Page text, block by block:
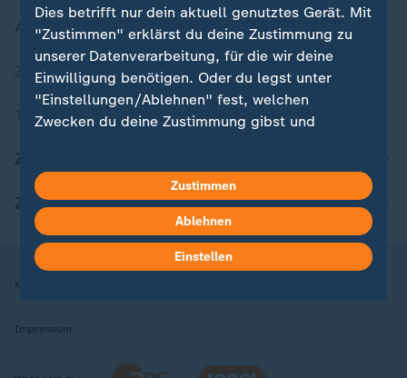
Aktuelle Sendungs-Videos
ZDFheute Stories
Themen im Überblick
ZDFheute Apps
Nutzungsbedingungen
Impressum
Dies betrifft nur dein aktuell genutztes Gerät. Mit
"Zustimmen" erklärst du deine Zustimmung zu
unserer Datenverarbeitung, für die wir deine
Einwilligung benötigen. Oder du legst unter
"Einstellungen/Ablehnen" fest, welchen
Zwecken du deine Zustimmung gibst und
in deinen Einstellungen widerrufen oder ändern.
Hier findest du das Impressum.
Weitere Informationen findest du in unserer
Datenschutzerklärung.
Zustimmen
Ablehnen
Einstellen